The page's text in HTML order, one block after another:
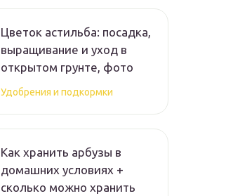
Цветок астильба: посадка,
выращивание и уход в
открытом грунте, фото
Удобрения и подкормки
Как хранить арбузы в
домашних условиях +
сколько можно хранить